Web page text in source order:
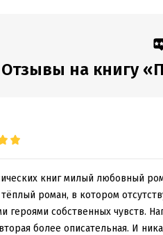
Отзывы на книгу
книг милый любовный
роман, в котором
героями собственных чувств.
более описательная. И